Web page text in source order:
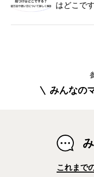
はどこで
みんなの
これまで